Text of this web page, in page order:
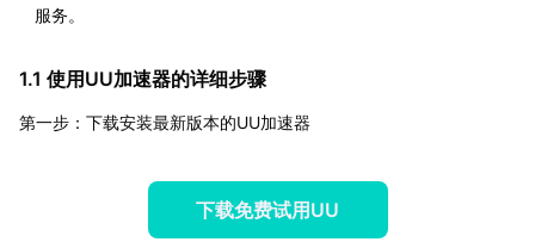
服务。
1.1 使用UU加速器的详细步骤
第一步：下载安装最新版本的UU加速器
下载免费试用UU